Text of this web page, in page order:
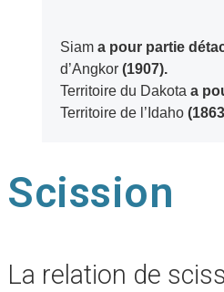
Siama pour partie
d’Angkor(1907).
Territoire du Dakota a
Territoire de l’Idaho
Scission
La relation de scission est un